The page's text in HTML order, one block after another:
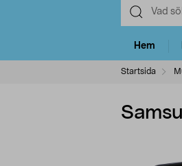
Hem
Startsida